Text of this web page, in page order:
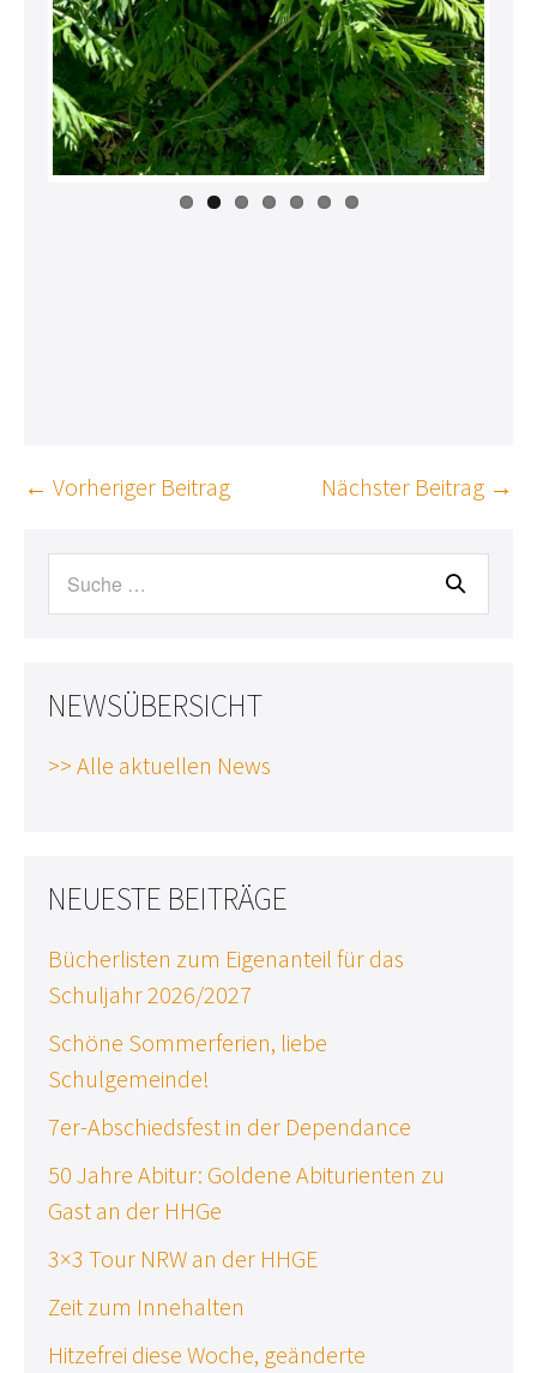
Beitragsnavigation
← Vorheriger Beitrag Nächster Beitrag →
NEWSÜBERSICHT
>> Alle aktuellen News
NEUESTE BEITRÄGE
Bücherlisten zum Eigenanteil für das
Schuljahr 2026/2027
Schöne Sommerferien, liebe
Schulgemeinde!
7er-Abschiedsfest in der Dependance
50 Jahre Abitur: Goldene Abiturienten zu
Gast an der HHGe
3×3 Tour NRW an der HHGE
Zeit zum Innehalten
Hitzefrei diese Woche, geänderte